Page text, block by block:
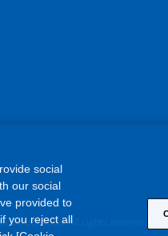
Corporation. All rights reserved
social
our social
provided to
you reject all